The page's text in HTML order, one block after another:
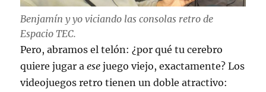
Benjamín y yo viciando las consolas retro de
Espacio TEC.
Pero, abramos el telón: ¿por qué tu cerebro
quiere jugar aese juego viejo, exactamente? Los
videojuegos retro tienen un doble atractivo: